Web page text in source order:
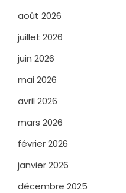
août 2026
juillet 2026
juin 2026
mai 2026
avril 2026
mars 2026
février 2026
janvier 2026
décembre 2025